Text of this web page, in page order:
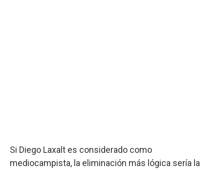
Si Diego Laxalt es considerado como
mediocampista, la eliminación más lógica sería la